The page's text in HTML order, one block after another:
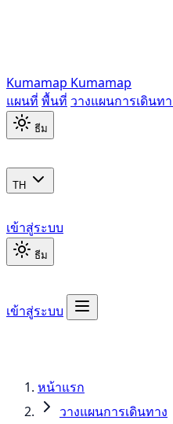
Kumamap Kumamap
แผนที่ พื้นที่ วางแผนการเดินท
ธีม
TH
เข้าสู่ระบบ
ธีม
เข้าสู่ระบบ
หน้าแรก
วางแผนการเดินทาง